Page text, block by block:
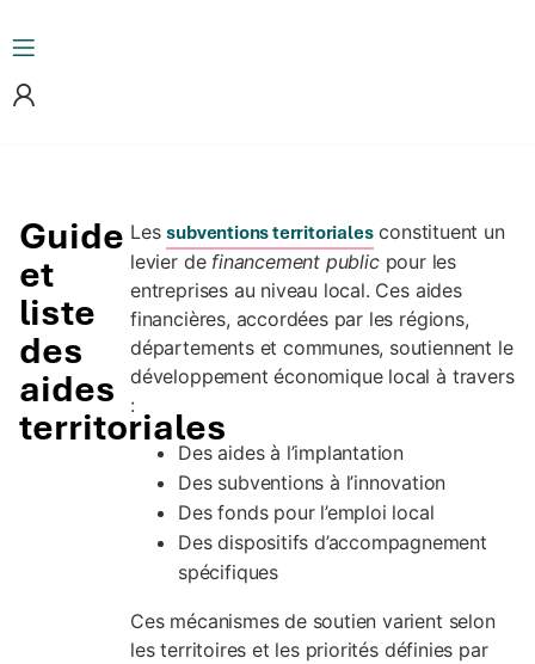
Guide
et
liste
des
aides
territoriales
Lessubventions territorialesconstituent un
levier de financement publicpour les
entreprises au niveau local. Ces aides
financières, accordées par les régions,
départements et communes, soutiennent le
développement économique local à travers
:
Des aides à l’implantation
Des subventions à l’innovation
Des fonds pour l’emploi local
Des dispositifs d’accompagnement
spécifiques
Ces mécanismes de soutien varient selon
les territoires et les priorités définies par